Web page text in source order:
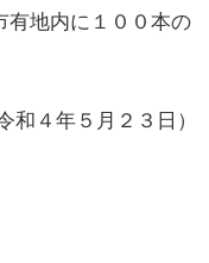
有地内に１００本の
和４年５月２３日）